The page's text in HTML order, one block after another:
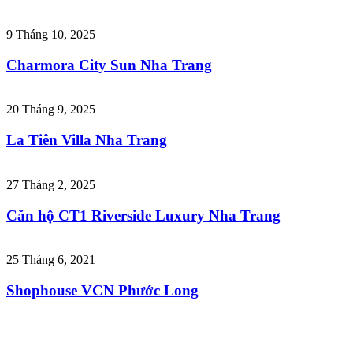
9 Tháng 10, 2025
Charmora City Sun Nha Trang
20 Tháng 9, 2025
La Tiên Villa Nha Trang
27 Tháng 2, 2025
Căn hộ CT1 Riverside Luxury Nha Trang
25 Tháng 6, 2021
Shophouse VCN Phước Long